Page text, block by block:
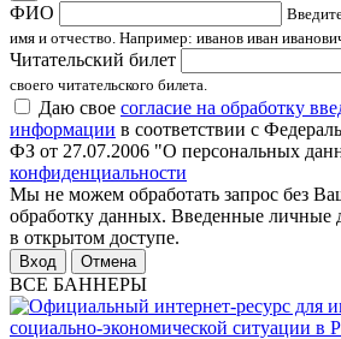
ФИО
имя и отчество. Например: иванов иван
Читательский билет
своего читательского билета.
Даю свое согласие на обработку
информации в соответствии с
ФЗ от 27.07.2006 "О персональных
конфиденциальности
Мы не можем обработать запрос без
обработку данных. Введенные личные
в открытом доступе.
Отмена
ВСЕ БАННЕРЫ